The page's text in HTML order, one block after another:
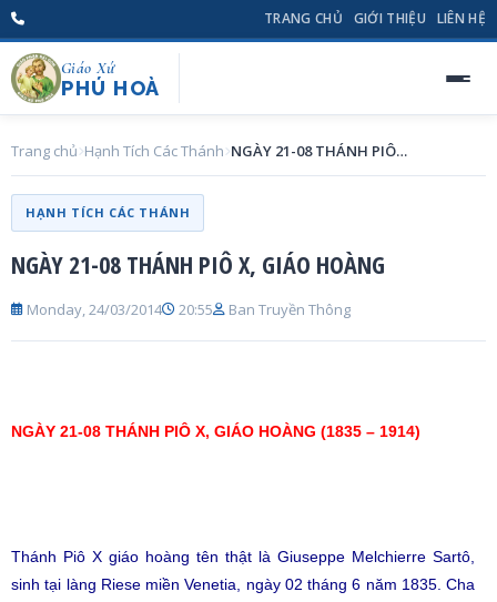
TRANG CHỦ GIỚI THIỆU LIÊN HỆ
Giáo Xứ
PHÚ HOÀ
Trang chủ Hạnh Tích Các Thánh NGÀY 21-08 THÁNH PIÔ X, GIÁO HOÀNG
HẠNH TÍCH CÁC THÁNH
NGÀY 21-08 THÁNH PIÔ X, GIÁO HOÀNG
Monday, 24/03/2014 20:55 Ban Truyền Thông
NGÀY 21-08 THÁNH PIÔ X, GIÁO HOÀNG (1835 – 1914)
Thánh Piô X giáo hoàng tên thật là Giuseppe Melchierre Sartô,
sinh tại làng Riese miền Venetia, ngày 02 tháng 6 năm 1835. Cha